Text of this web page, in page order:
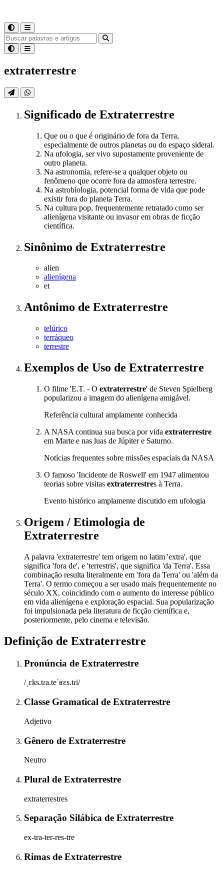
extraterrestre
Significado de Extraterrestre
Que ou o que é originário de fora da Terra,
especialmente de outros planetas ou do espaço sideral.
Na ufologia, ser vivo supostamente proveniente de
outro planeta.
Na astronomia, refere-se a qualquer objeto ou
fenômeno que ocorre fora da atmosfera terrestre.
Na astrobiologia, potencial forma de vida que pode
existir fora do planeta Terra.
Na cultura pop, frequentemente retratado como ser
alienígena visitante ou invasor em obras de ficção
científica.
Sinônimo de Extraterrestre
alien
alienígena
et
Antônimo de Extraterrestre
telúrico
terráqueo
terrestre
Exemplos de Uso de Extraterrestre
O filme 'E.T. - O extraterrestre' de Steven Spielberg
popularizou a imagem do alienígena amigável.
Referência cultural amplamente conhecida
A NASA continua sua busca por vida extraterrestre
em Marte e nas luas de Júpiter e Saturno.
Notícias frequentes sobre missões espaciais da NASA
O famoso 'Incidente de Roswell' em 1947 alimentou
teorias sobre visitas extraterrestres à Terra.
Evento histórico amplamente discutido em ufologia
Origem / Etimologia de
Extraterrestre
A palavra 'extraterrestre' tem origem no latim 'extra', que
significa 'fora de', e 'terrestris', que significa 'da Terra'. Essa
combinação resulta literalmente em 'fora da Terra' ou 'além da
Terra'. O termo começou a ser usado mais frequentemente no
século XX, coincidindo com o aumento do interesse público
em vida alienígena e exploração espacial. Sua popularização
foi impulsionada pela literatura de ficção científica e,
posteriormente, pelo cinema e televisão.
Definição de Extraterrestre
Pronúncia de Extraterrestre
/ˌɛks.tɾa.teˈʁɛs.tɾi/
Classe Gramatical de Extraterrestre
Adjetivo
Gênero de Extraterrestre
Neutro
Plural de Extraterrestre
extraterrestres
Separação Silábica de Extraterrestre
ex-tra-ter-res-tre
Rimas de Extraterrestre